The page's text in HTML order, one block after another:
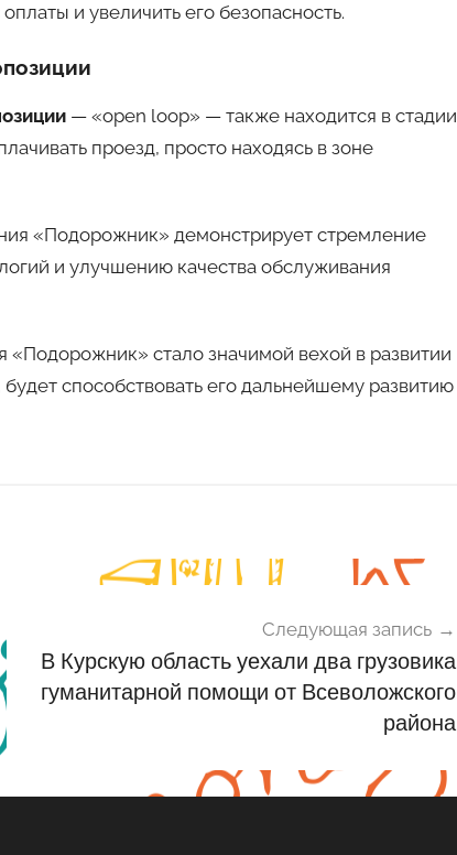
и увеличить его безопасность.
— «open loop» — также находится в стадии
проезд, просто находясь в зоне
«Подорожник» демонстрирует стремление
и улучшению качества обслуживания
стало значимой вехой в развитии
способствовать его дальнейшему развитию
Следующая запись
В Курскую область уехали два грузовика
гуманитарной помощи от Всеволожского
района